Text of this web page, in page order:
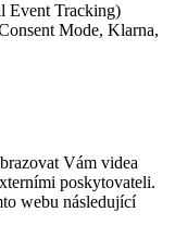
Event Tracking)
Mode, Klarna,
Vám videa
poskytovateli.
webu následující